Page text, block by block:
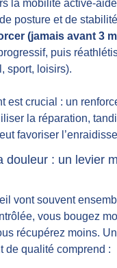
la mobilité active-
posture et de
(jamais avant 3
puis
sport, loisirs).
est crucial : un
la réparation,
favoriser
douleur : un levier
vont souvent
vous bougez
récupérez moins. Un
de qualité comprend :